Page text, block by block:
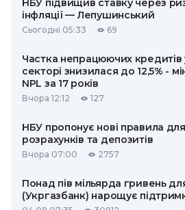
НБУ підвищив ставку через
інфляції — Лепушинський
Сьогодні 05:33 69
Частка непрацюючих кредитів
секторі знизилася до 12,5% -
NPL за 17 років
Вчора 12:12 127
НБУ пропонує нові правила
розрахунків та депозитів
Вчора 07:00 2757
Понад пів мільярда гривень
(Укргазбанк) нарощує